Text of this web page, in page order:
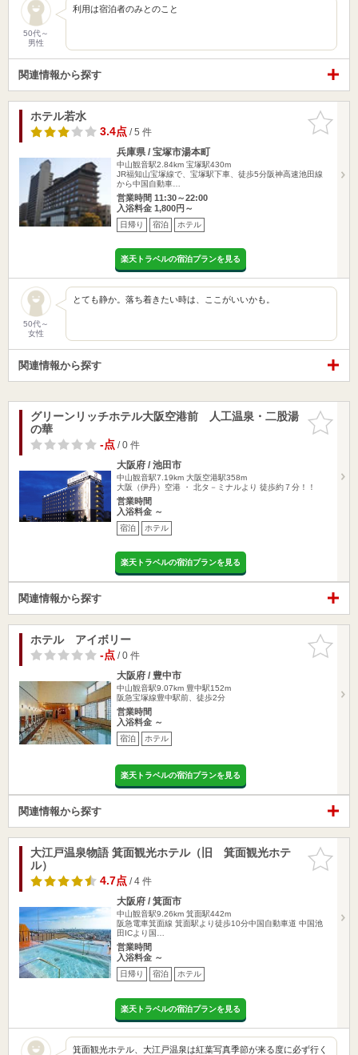
50代～
男性
利用は宿泊者のみとのこと
関連情報から探す
お気に入
りに追加
ホテル若水
3.4点/ 5 件
兵庫県 / 宝塚市湯本町
中山観音駅2.84km 宝塚駅430m
JR福知山宝塚線で、宝塚駅下車、徒歩5分阪神高速池田線
から中国自動車…
営業時間 11:30～22:00
入浴料金 1,800円～
日帰り 宿泊 ホテル
楽天トラベルの宿泊プランを見る
50代～
女性
とても静か。落ち着きたい時は、ここがいいかも。
関連情報から探す
お気に入
りに追加
グリーンリッチホテル大阪空港前 人工温泉・二股湯
の華
-点/ 0 件
大阪府 / 池田市
中山観音駅7.19km 大阪空港駅358m
大阪（伊丹）空港 ・ 北タ－ミナルより 徒歩約７分！！
営業時間
入浴料金 ～
宿泊 ホテル
楽天トラベルの宿泊プランを見る
関連情報から探す
お気に入
りに追加
ホテル アイボリー
-点/ 0 件
大阪府 / 豊中市
中山観音駅9.07km 豊中駅152m
阪急宝塚線豊中駅前、徒歩2分
営業時間
入浴料金 ～
宿泊 ホテル
楽天トラベルの宿泊プランを見る
関連情報から探す
お気に入
りに追加
大江戸温泉物語 箕面観光ホテル（旧 箕面観光ホテ
ル）
4.7点/ 4 件
大阪府 / 箕面市
中山観音駅9.26km 箕面駅442m
阪急電車箕面線 箕面駅より徒歩10分中国自動車道 中国池
田ICより国…
営業時間
入浴料金 ～
日帰り 宿泊 ホテル
楽天トラベルの宿泊プランを見る
箕面観光ホテル、大江戸温泉は紅葉写真季節が来る度に必ず行く